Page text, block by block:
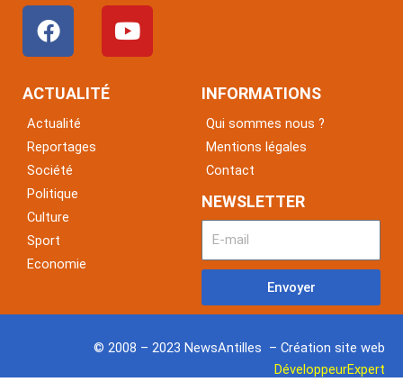
F
a
c
e
o
o
k
Y
o
u
ACTUALITÉ
Actualité
Reportages
Société
Politique
Culture
Sport
Economie
INFORMATIONS
Qui sommes nous ?
Mentions légales
Contact
NEWSLETTER
Envoyer
© 2008 – 2023 NewsAntilles – Création site web
DéveloppeurExpert